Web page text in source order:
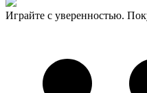
Играйте с уверенностью.